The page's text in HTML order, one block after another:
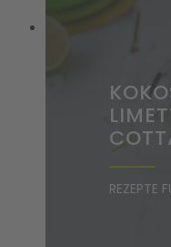
REZEPTE